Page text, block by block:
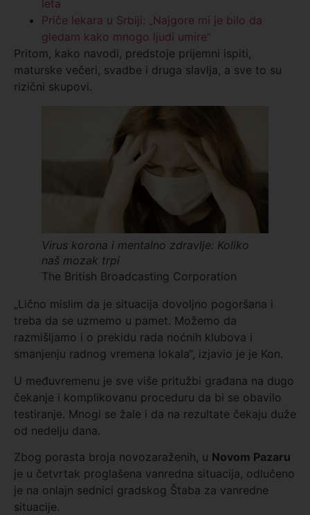
leta
Priče lekara u Srbiji: „Najgore mi je bilo da
gledam kako mnogo ljudi umire“
Pritom, kako navodi, predstoje prijemni ispiti,
maturske večeri, svadbe i druga slavlja, a sve to su
rizični skupovi.
Virus korona i mentalno zdravlje: Koliko
naš mozak trpi
The British Broadcasting Corporation
„Lično mislim da je situacija dovoljno pogoršana i
treba da se uzmemo u pamet. Možemo da
razmišljamo i o prekidu rada noćnih klubova i
smanjenju radnog vremena lokala“, izjavio je je Kon.
U međuvremenu je sve više pritužbi građana na dugo
čekanje i komplikovanu proceduru da bi se obavilo
testiranje. Mnogi se žale i da na rezultate čekaju duže
od nedelju dana.
Zbog porasta broja novozaraženih, u Novom Pazaru
je u četvrtak proglašena vanredna situacija, odlučeno
je na onlajn sednici gradskog Štaba za vanredne
situacije.